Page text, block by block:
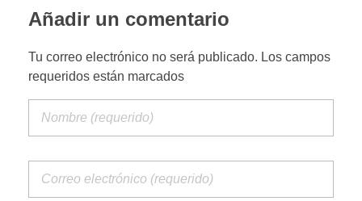
CONTACTA
Añadir un comentario
Tu correo electrónico no será publicado. Los campos
requeridos están marcados